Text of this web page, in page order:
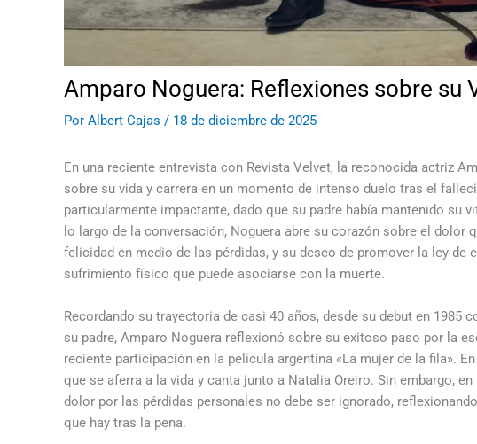
Amparo Noguera: Reflexiones sobre su
Por Albert Cajas / 18 de diciembre de 2025
En una reciente entrevista con Revista Velvet, la reconocida actriz
sobre su vida y carrera en un momento de intenso duelo tras el
particularmente impactante, dado que su padre había mantenido su
lo largo de la conversación, Noguera abre su corazón sobre el dolor
felicidad en medio de las pérdidas, y su deseo de promover la ley de
sufrimiento físico que puede asociarse con la muerte.
Recordando su trayectoria de casi 40 años, desde su debut en 1985
su padre, Amparo Noguera reflexionó sobre su exitoso paso por la
reciente participación en la película argentina «La mujer de la fila».
que se aferra a la vida y canta junto a Natalia Oreiro. Sin embargo,
dolor por las pérdidas personales no debe ser ignorado,
que hay tras la pena.